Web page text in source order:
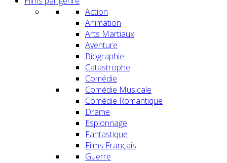
Action
Animation
Arts Martiaux
Aventure
Biographie
Catastrophe
Comédie
Comédie Musicale
Comédie Romantique
Drame
Espionnage
Fantastique
Films Français
Guerre